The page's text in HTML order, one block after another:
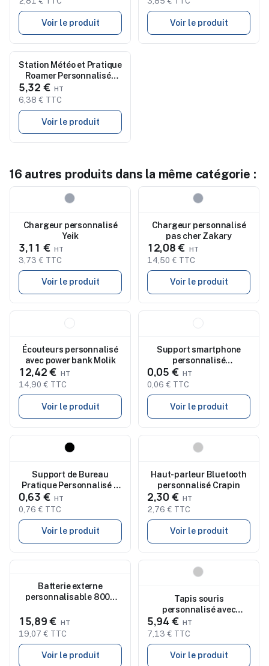
Voir le produit Voir le produit
Nouveau
Station Météo et Pratique
Roamer Personnalisée
pas cher
5,32 €
6,38 € TTC
Voir le produit
16 autres produits dans la même catégorie :
Chargeur personnalisé
Yeik
3,11 €
3,73 € TTC
Voir le produit
Chargeur personnalisé
pas cher Zakary
12,08 €
14,50 € TTC
Voir le produit
Écouteurs personnalisé
avec power bank Molik
12,42 €
14,90 € TTC
Voir le produit
Support smartphone
personnalisé
antibactérien Sustre
0,05 €
0,06 € TTC
Voir le produit
Support de Bureau
Pratique Personnalisé à
Prix Abordable Koimar
0,63 €
0,76 € TTC
Voir le produit
Haut-parleur Bluetooth
personnalisé Crapin
2,30 €
2,76 € TTC
Voir le produit
Batterie externe
personnalisable 8000
15,89 €
19,07 € TTC
Voir le produit
Tapis souris
personnalisé avec
chargeur Relium
5,94 €
7,13 € TTC
Voir le produit